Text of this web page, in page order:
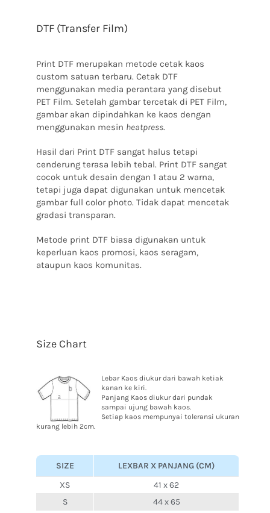
DTF (Transfer Film)
Print DTF merupakan metode cetak kaos
custom satuan terbaru. Cetak DTF
menggunakan media perantara yang disebut
PET Film. Setelah gambar tercetak di PET Film,
gambar akan dipindahkan ke kaos dengan
menggunakan mesin heatpress.
Hasil dari Print DTF sangat halus tetapi
cenderung terasa lebih tebal. Print DTF sangat
cocok untuk desain dengan 1 atau 2 warna,
tetapi juga dapat digunakan untuk mencetak
gambar full color photo. Tidak dapat mencetak
gradasi transparan.
Metode print DTF biasa digunakan untuk
keperluan kaos promosi, kaos seragam,
ataupun kaos komunitas.
Size Chart
Lebar Kaos diukur dari bawah ketiak
kanan ke kiri.
Panjang Kaos diukur dari pundak
sampai ujung bawah kaos.
Setiap kaos mempunyai toleransi ukuran
kurang lebih 2cm.
SIZE
LEXBAR X PANJANG (CM)
XS
41 x 62
S
44 x 65